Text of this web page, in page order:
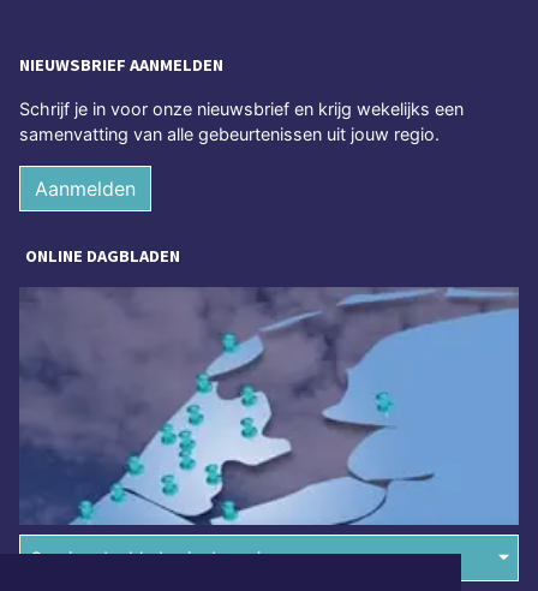
NIEUWSBRIEF AANMELDEN
Schrijf je in voor onze nieuwsbrief en krijg wekelijks een
samenvatting van alle gebeurtenissen uit jouw regio.
Aanmelden
ONLINE DAGBLADEN
Overige dagbladen in de regio